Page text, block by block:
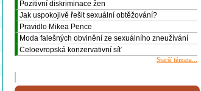
Pozitivní diskriminace žen
Jak uspokojivě řešit sexuální obtěžování?
Pravidlo Mikea Pence
Moda falešných obvinění ze sexuálního zneužívání
Celoevropská konzervativní síť
Starší témata...